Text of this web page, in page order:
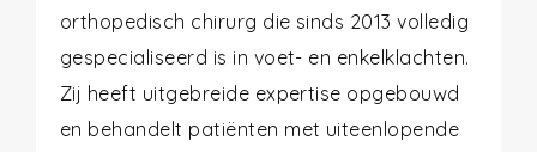
orthopedisch chirurg die sinds 2013 volledig
gespecialiseerd is in voet- en enkelklachten.
Zij heeft uitgebreide expertise opgebouwd
en behandelt patiënten met uiteenlopende